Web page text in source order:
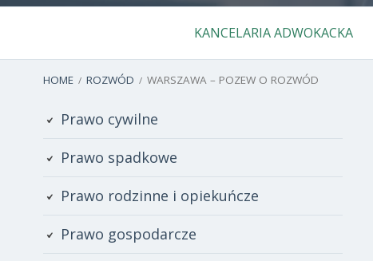
Menu
KANCELARIA ADWOKACKA
BREADCRUMBS
HOME ROZWÓD WARSZAWA – POZEW O ROZWÓD
Primary
Sidebar
Prawo cywilne
Prawo spadkowe
Prawo rodzinne i opiekuńcze
Prawo gospodarcze